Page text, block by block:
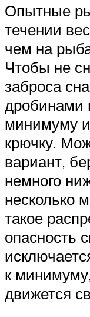
Опытные
течении
чем на
Чтобы не
заброса
дробинами
минимуму
крючку.
вариант,
немного
несколько
такое
опасность
к
движется